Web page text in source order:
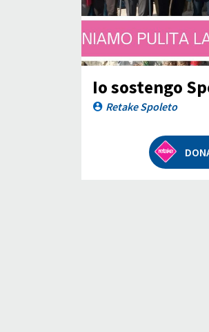
Io sostengo
Retake Spoleto